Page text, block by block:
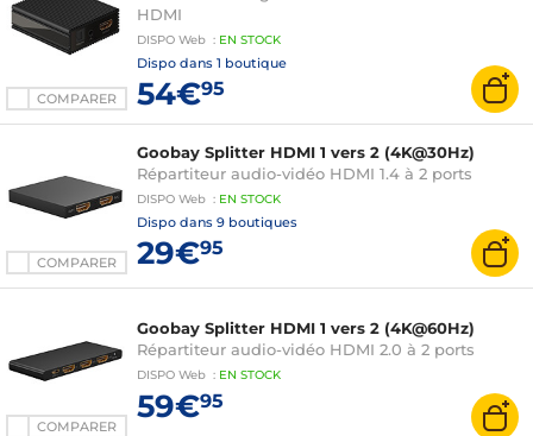
COMPARER
HDMI
DISPO Web : EN STOCK
Dispo dans 1 boutique
54€95
COMPARER
Goobay Splitter HDMI 1 vers 2 (4K@30Hz)
Répartiteur audio-vidéo HDMI 1.4 à 2 ports
DISPO Web : EN STOCK
Dispo dans 9 boutiques
29€95
COMPARER
Goobay Splitter HDMI 1 vers 2 (4K@60Hz)
Répartiteur audio-vidéo HDMI 2.0 à 2 ports
DISPO Web : EN STOCK
59€95